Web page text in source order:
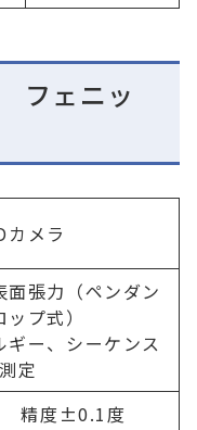
ェニッ
カメラ
張力（ペンダン
ップ式）
ギー、シーケンス
測定
精度±0.1度